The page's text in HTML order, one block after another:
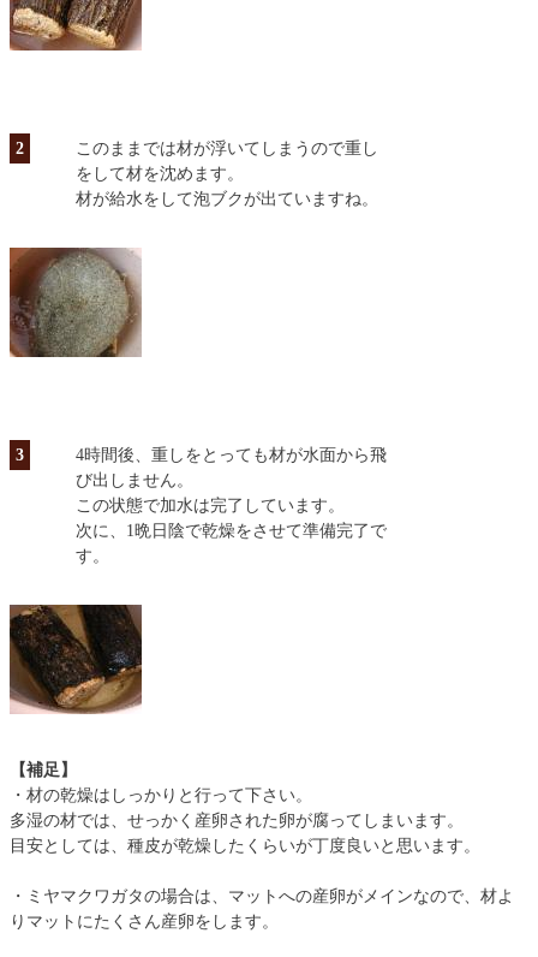
2
このままでは材が浮いてしまうので重し
をして材を沈めます。
材が給水をして泡ブクが出ていますね。
3
4時間後、重しをとっても材が水面から飛
び出しません。
この状態で加水は完了しています。
次に、1晩日陰で乾燥をさせて準備完了で
す。
【補足】
・材の乾燥はしっかりと行って下さい。
多湿の材では、せっかく産卵された卵が腐ってしまいます。
目安としては、種皮が乾燥したくらいが丁度良いと思います。
・ミヤマクワガタの場合は、マットへの産卵がメインなので、材よ
りマットにたくさん産卵をします。